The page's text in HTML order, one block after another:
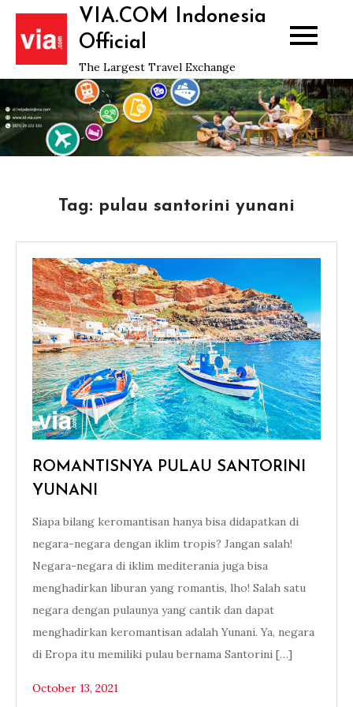
Skip
content
VIA.COM Indonesia
Official
The Largest Travel Exchange
Tag: pulau santorini yunani
ROMANTISNYA PULAU SANTORINI
YUNANI
Siapa bilang keromantisan hanya bisa didapatkan di
negara-negara dengan iklim tropis? Jangan salah!
Negara-negara di iklim mediterania juga bisa
menghadirkan liburan yang romantis, lho! Salah satu
negara dengan pulaunya yang cantik dan dapat
menghadirkan keromantisan adalah Yunani. Ya, negara
di Eropa itu memiliki pulau bernama Santorini […]
October 13, 2021